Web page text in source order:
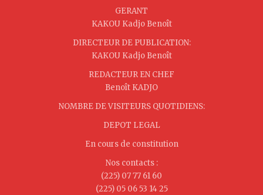
GERANT
KAKOU Kadjo Benoît
DIRECTEUR DE PUBLICATION:
KAKOU Kadjo Benoît
REDACTEUR EN CHEF
Benoît KADJO
NOMBRE DE VISITEURS QUOTIDIENS:
DEPOT LEGAL
En cours de constitution
Nos contacts :
(225) 07 77 61 60
(225) 05 06 53 14 25